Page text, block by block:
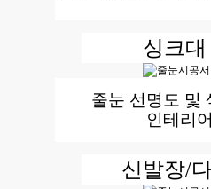
싱크대
줄눈 선명도 및
인테리
신발장/